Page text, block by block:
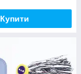
Купити